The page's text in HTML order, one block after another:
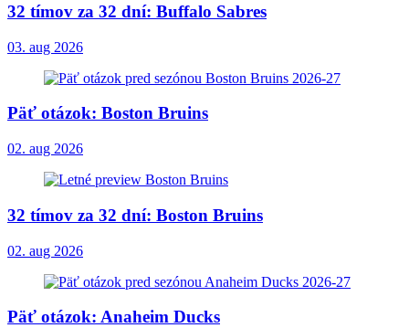
32 tímov za 32 dní: Buffalo Sabres
03. aug 2026
Päť otázok: Boston Bruins
02. aug 2026
32 tímov za 32 dní: Boston Bruins
02. aug 2026
Päť otázok: Anaheim Ducks